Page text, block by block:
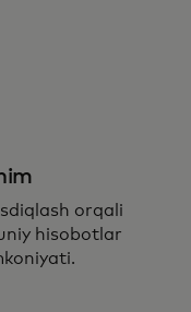
orqali
hisobotlar